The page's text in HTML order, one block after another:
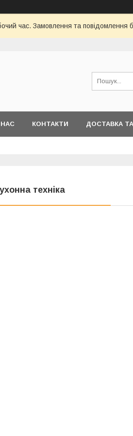
час. Замовлення та
КОНТАКТИ ДОСТАВКА
техніка